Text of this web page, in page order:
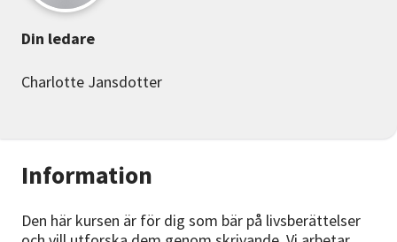
Information
Den här kursen är för dig som bär på livsberättelser
Din ledare
Charlotte Jansdotter